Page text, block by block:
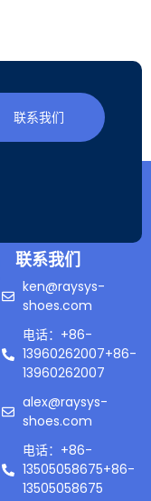
联系我们
联系我们
ken@raysys-
shoes.com
电话：+86-
13960262007+86-
13960262007
alex@raysys-
shoes.com
电话：+86-
13505058675+86-
13505058675